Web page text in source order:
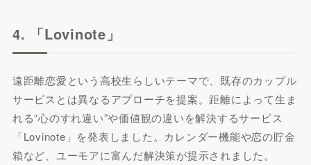
4. 「Lovinote」
遠距離恋愛という高校生らしいテーマで、既存のカップル
サービスとは異なるアプローチを提案。距離によって生ま
れる“心のすれ違い”や価値観の違いを解決するサービス
「Lovinote」を発表しました。カレンダー機能や恋の貯金
箱など、ユーモアに富んだ解決策が提示されました。